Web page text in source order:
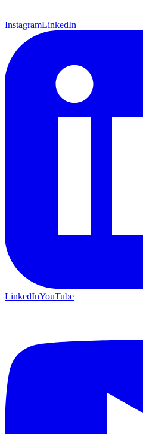
InstagramLinkedIn
LinkedInYouTube